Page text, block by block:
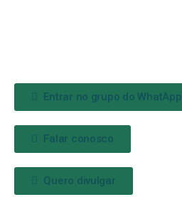
Entrar no grupo do WhatApp
Falar conosco
Quero divulgar